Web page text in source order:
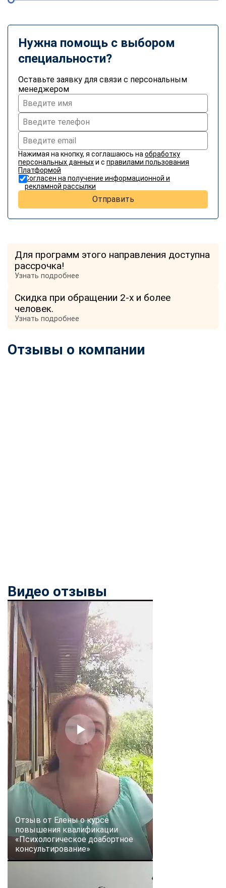
Нужна помощь с выбором
специальности?
Оставьте заявку для связи с персональным
менеджером
Нажимая на кнопку, я соглашаюсь на обработку
персональных данныхи с правилами пользования
Платформой
Согласен на получение информационной и
рекламной рассылки
Отправить
Для программ этого направления доступна
рассрочка!
Узнать подробнее
Скидка при обращении 2-х и более
человек.
Узнать подробнее
Отзывы о компании
Видео отзывы
Отзыв от Елены о курсе
повышения квалификации
«Психологическое доабортное
консультирование»